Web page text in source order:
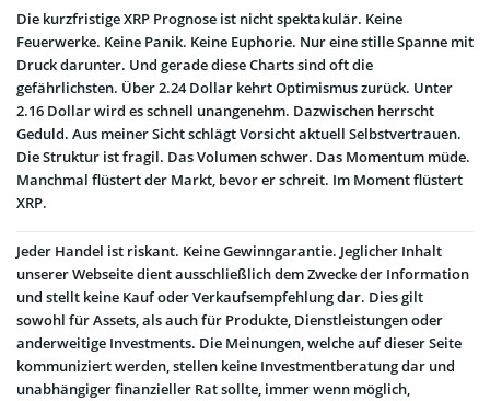
Die kurzfristige XRP Prognose ist nicht spektakulär. Keine
Feuerwerke. Keine Panik. Keine Euphorie. Nur eine stille Spanne mit
Druck darunter. Und gerade diese Charts sind oft die
gefährlichsten. Über 2.24 Dollar kehrt Optimismus zurück. Unter
2.16 Dollar wird es schnell unangenehm. Dazwischen herrscht
Geduld. Aus meiner Sicht schlägt Vorsicht aktuell Selbstvertrauen.
Die Struktur ist fragil. Das Volumen schwer. Das Momentum müde.
Manchmal flüstert der Markt, bevor er schreit. Im Moment flüstert
XRP.
Jeder Handel ist riskant. Keine Gewinngarantie. Jeglicher Inhalt
unserer Webseite dient ausschließlich dem Zwecke der Information
und stellt keine Kauf oder Verkaufsempfehlung dar. Dies gilt
sowohl für Assets, als auch für Produkte, Dienstleistungen oder
anderweitige Investments. Die Meinungen, welche auf dieser Seite
kommuniziert werden, stellen keine Investmentberatung dar und
unabhängiger finanzieller Rat sollte, immer wenn möglich,